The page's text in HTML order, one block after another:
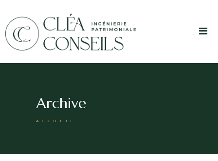
Archive
ACCUEIL